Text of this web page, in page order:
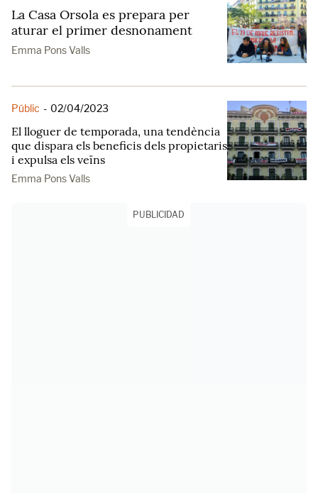
La Casa Orsola es prepara per
aturar el primer desnonament
Emma Pons Valls
Públic - 02/04/2023
El lloguer de temporada, una tendència
que dispara els beneficis dels propietaris
i expulsa els veïns
Emma Pons Valls
PUBLICIDAD